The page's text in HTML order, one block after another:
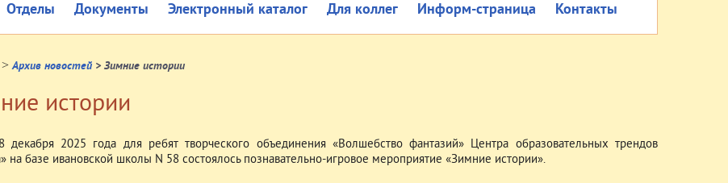
Отделы Документы Электронный каталог Для коллег Информ-страница Контакты
> Архив новостей > Зимние истории
истории
декабря 2025 года для ребят творческого объединения «Волшебство фантазий» Центра образовательных трендов
на базе ивановской школы N 58 состоялось познавательно-игровое мероприятие «Зимние истории».